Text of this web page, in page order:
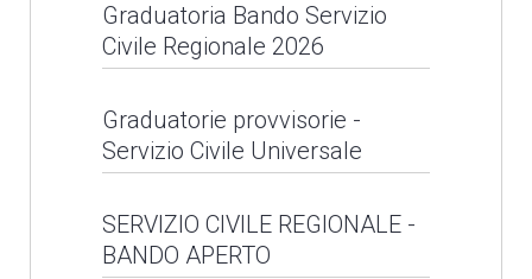
LEGGI NEWS
Progetto C.A.S.A.:
inaugurazione
appartamento a Pescia
LEGGI NEWS
Graduatoria Bando Servizio
Civile Regionale 2026
Graduatoria Bando
Servizio Civile
LEGGI NEWS
Graduatorie provvisorie -
Servizio Civile Universale
Graduatorie provvisorie
- Servizio Civile
SERVIZIO CIVILE REGIONALE -
BANDO APERTO